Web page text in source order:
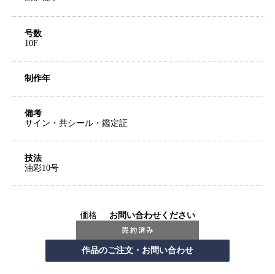
号数
10F
制作年
備考
サイン・共シール・鑑定証
技法
油彩10号
価格 お問い合わせください